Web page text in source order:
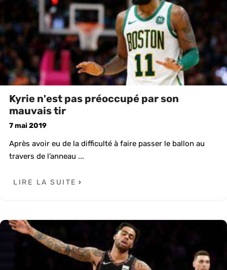
Kyrie n'est pas préoccupé par son
mauvais tir
7 mai 2019
Après avoir eu de la difficulté à faire passer le ballon au
travers de l’anneau ...
LIRE LA SUITE